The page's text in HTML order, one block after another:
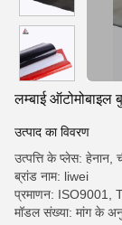
लम्बाई ऑटोमोबाइल
उत्पाद का विवरण
उत्पत्ति के प्लेस: हेनान,
ब्रांड नाम: liwei
प्रमाणन: ISO9001,
मॉडल संख्या: मांग के